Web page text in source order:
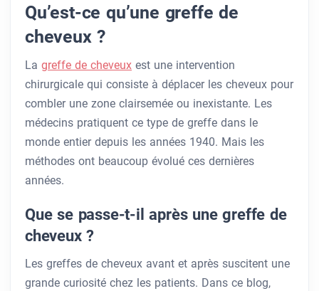
Qu’est-ce qu’une greffe de
cheveux ?
La greffe de cheveux est une intervention
chirurgicale qui consiste à déplacer les cheveux pour
combler une zone clairsemée ou inexistante. Les
médecins pratiquent ce type de greffe dans le
monde entier depuis les années 1940. Mais les
méthodes ont beaucoup évolué ces dernières
années.
Que se passe-t-il après une greffe de
cheveux ?
Les greffes de cheveux avant et après suscitent une
grande curiosité chez les patients. Dans ce blog,